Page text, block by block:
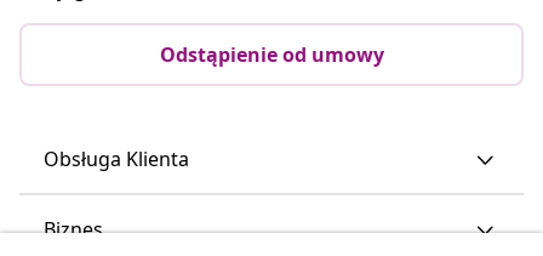
Odstąpienie od umowy
Obsługa Klienta
Biznes